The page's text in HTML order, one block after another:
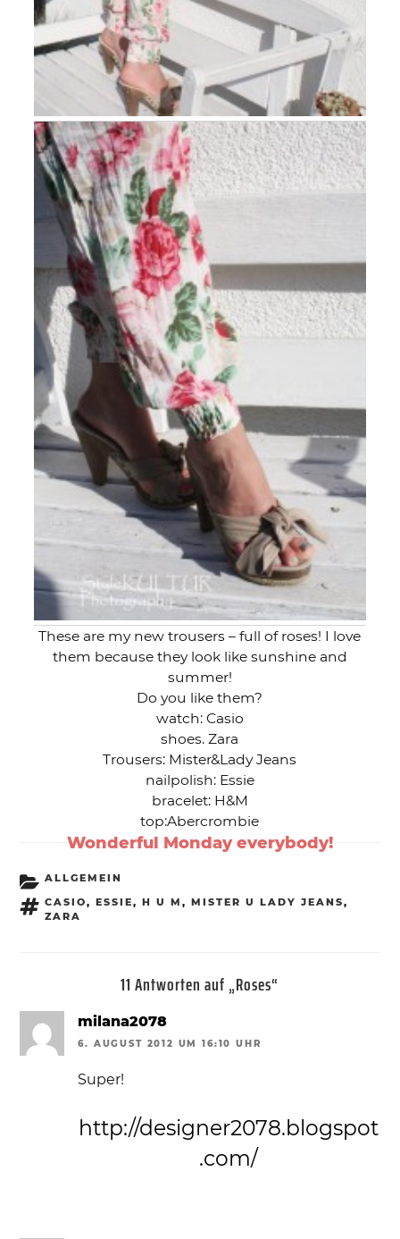
These are my new trousers – full of roses! I love
them because they look like sunshine and
summer!
Do you like them?
watch: Casio
shoes. Zara
Trousers: Mister&Lady Jeans
nailpolish: Essie
bracelet: H&M
top:Abercrombie
Wonderful Monday everybody!
KATEGORIEN
ALLGEMEIN
SCHLAGWÖRTER
CASIO, ESSIE, H U M , MISTER U LADY JEANS,
ZARA
11 Antworten auf „Roses“
milana2078
6. AUGUST 2012 UM 16:10 UHR
Super!
http://designer2078.blogspot
.com/